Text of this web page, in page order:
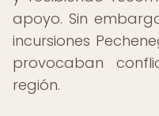
apoyo. Sin
incursiones
provocaban
región.